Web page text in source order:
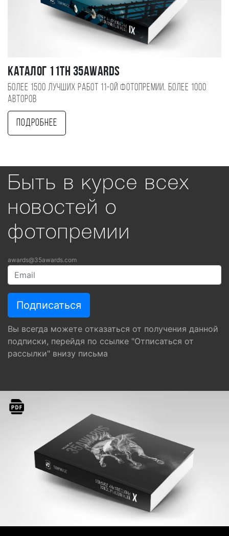
Каталог 11TH 35AWARDS
Более 1500 лучших работ 11-ой фотопремии, более 1000
авторов
Подробнее
Быть в курсе всех
новостей о
фотопремии
awards@35awards.com
Вы всегда можете отказаться от получения данной
подписки, перейдя по ссылке "Отписаться от
рассылки" внизу письма